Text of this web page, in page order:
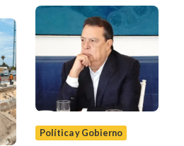
Política y Gobierno